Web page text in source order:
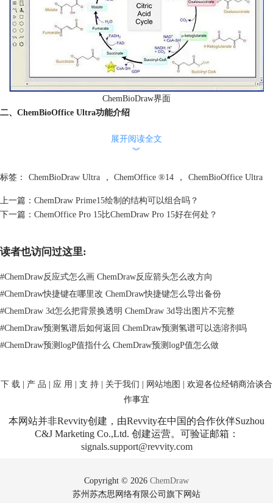
ChemBioDraw界面
二、ChemBioOffice Ultra功能介绍
程式。利用ChemBioOffice Ultra用户可以简易快捷地绘制化学生物结构绘
ChemBioOffice界面
之外还添加新的的功能，这也是ChemBioOffice Ultra更加强悍的原因，如
1、GAMESS功能可以连接到从头计算程序。
2、MOPAC/Gaussian接口。拥有这个功能后，化学家和生物学家就可以研
究小分子和生化制剂的三维形状及属性。
4、CombiChem/Excel插件。
展开阅读全文
︾
标签： ChemBioDraw Ultra ， ChemOffice ®14 ， ChemBioOffice Ultra
上一篇： ChemDraw Prime15绘制的结构可以组合吗？
下一篇： ChemOffice Pro 15比ChemDraw Pro 15好在何处？
读者也访问过这里:
#ChemDraw反应式怎么画 ChemDraw反应箭头怎么改方向
#ChemDraw快捷键在哪里改 ChemDraw快捷键怎么导出备份
#ChemDraw 3d怎么把背景换透明 ChemDraw 3d导出图片不完整
#ChemDraw预测氢谱后如何返回 ChemDraw预测氢谱可以选溶剂吗
#ChemDraw预测logP值指什么 ChemDraw预测logP值怎么做
下 载 产 品 应 用 支 持 关于我们 网站地图
| 欢迎各位经销商洽谈合
作事宜
本网站并非Revvity创建，由Revvity在中国的合作伙伴Suzhou
C&J Marketing Co.,Ltd. 创建运营。可验证邮箱：
signals.support@revvity.com
Copyright © 2026 ChemDraw
苏州苏杰思网络有限公司旗下网站